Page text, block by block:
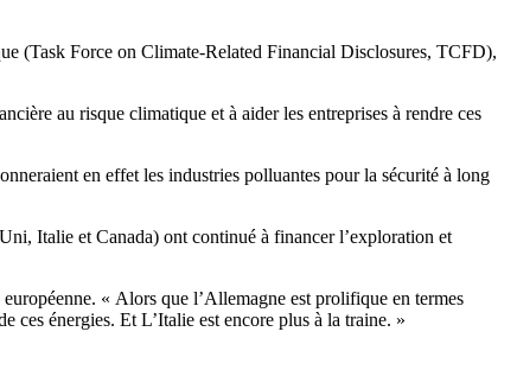
(Task Force on Climate-Related Financial Disclosures, TCFD),
au risque climatique et à aider les entreprises à rendre ces
en effet les industries polluantes pour la sécurité à long
Italie et Canada) ont continué à financer l’exploration et
« Alors que l’Allemagne est prolifique en termes
ces énergies. Et L’Italie est encore plus à la traine. »